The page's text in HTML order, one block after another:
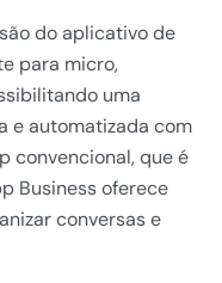
do aplicativo de
para micro,
uma
e automatizada com
convencional, que é
Business oferece
conversas e